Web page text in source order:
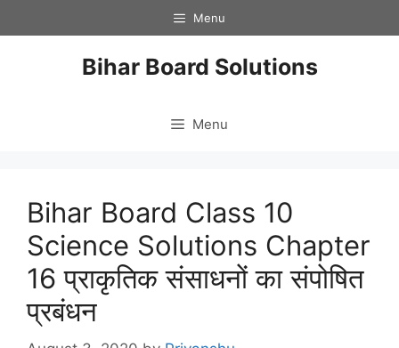
to
Menu
Bihar Board Solutions
Menu
Bihar Board Class 10
Science Solutions Chapter
16 प्राकृतिक संसाधनों का संपोषित
प्रबंधन